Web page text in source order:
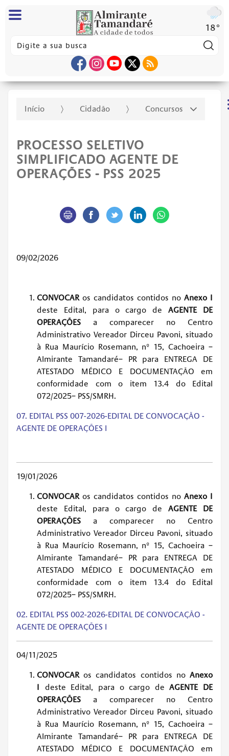
18°
Início Cidadão Concursos
PROCESSO SELETIVO
SIMPLIFICADO AGENTE DE
OPERAÇÕES - PSS 2025
09/02/2026
CONVOCAR os candidatos contidos no Anexo I
deste Edital, para o cargo deAGENTE DE
OPERAÇÕES a comparecer no Centro
Administrativo Vereador Dirceu Pavoni, situado
à Rua Maurício Rosemann, nº 15, Cachoeira –
Almirante Tamandaré– PR para ENTREGA DE
ATESTADO MÉDICO E DOCUMENTAÇÃO em
conformidade com o item 13.4 do Edital
072/2025– PSS/SMRH.
07. EDITAL PSS 007-2026-EDITAL DE CONVOCAÇÃO -
AGENTE DE OPERAÇÕES I
19/01/2026
CONVOCAR os candidatos contidos no Anexo I
deste Edital, para o cargo deAGENTE DE
OPERAÇÕES a comparecer no Centro
Administrativo Vereador Dirceu Pavoni, situado
à Rua Maurício Rosemann, nº 15, Cachoeira –
Almirante Tamandaré– PR para ENTREGA DE
ATESTADO MÉDICO E DOCUMENTAÇÃO em
conformidade com o item 13.4 do Edital
072/2025– PSS/SMRH.
02. EDITAL PSS 002-2026-EDITAL DE CONVOCAÇÃO -
AGENTE DE OPERAÇÕES I
04/11/2025
CONVOCARos candidatos contidos noAnexo
I deste Edital, para o cargo deAGENTE DE
OPERAÇÕES a comparecer no Centro
Administrativo Vereador Dirceu Pavoni, situado
à Rua Maurício Rosemann, nº 15, Cachoeira –
Almirante Tamandaré– PR para ENTREGA DE
ATESTADO MÉDICO E DOCUMENTAÇÃO em